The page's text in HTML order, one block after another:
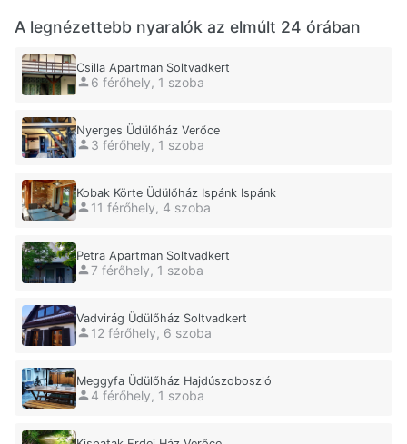
A legnézettebb nyaralók az elmúlt 24 órában
Csilla Apartman Soltvadkert
6 férőhely, 1 szoba
Nyerges Üdülőház Verőce
3 férőhely, 1 szoba
Kobak Körte Üdülőház Ispánk Ispánk
11 férőhely, 4 szoba
Petra Apartman Soltvadkert
7 férőhely, 1 szoba
Vadvirág Üdülőház Soltvadkert
12 férőhely, 6 szoba
Meggyfa Üdülőház Hajdúszoboszló
4 férőhely, 1 szoba